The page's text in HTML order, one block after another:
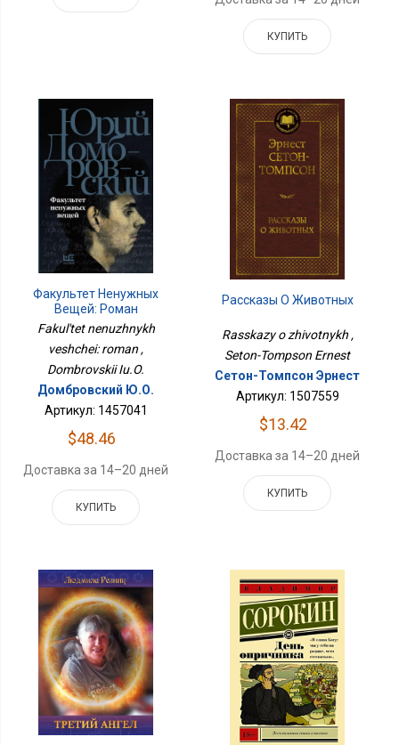
КУПИТЬ
Факультет Ненужных
Вещей: Роман
Fakul'tet nenuzhnykh
veshchei: roman ,
Dombrovskii Iu.O.
Домбровский Ю.О.
Артикул: 1457041
$48.46
Доставка за 14–20 дней
КУПИТЬ
Рассказы О Животных
Rasskazy o zhivotnykh ,
Seton-Tompson Ernest
Сетон-Томпсон Эрнест
Артикул: 1507559
$13.42
Доставка за 14–20 дней
КУПИТЬ